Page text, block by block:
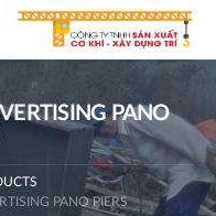
PANO
PANO PIERS